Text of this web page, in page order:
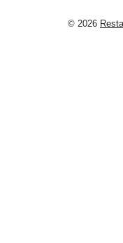
© 2026